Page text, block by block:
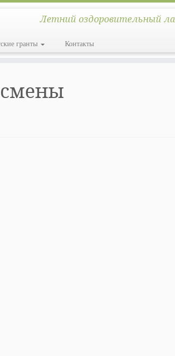
Летний оздоровительный
гранты Контакты